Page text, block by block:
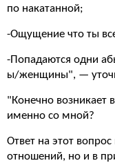
по накатанной;
-Ощущение что ты
-Попадаются одни
ы/женщины", —
"Конечно возникает
именно со мной?
Ответ на этот
отношений, но и в